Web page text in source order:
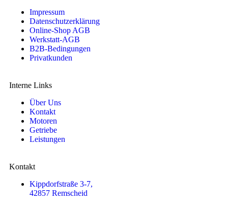
Impressum
Datenschutzerklärung
Online-Shop AGB
Werkstatt-AGB
B2B-Bedingungen
Privatkunden
Interne Links
Über Uns
Kontakt
Motoren
Getriebe
Leistungen
Kontakt
Kippdorfstraße 3-7,
42857 Remscheid